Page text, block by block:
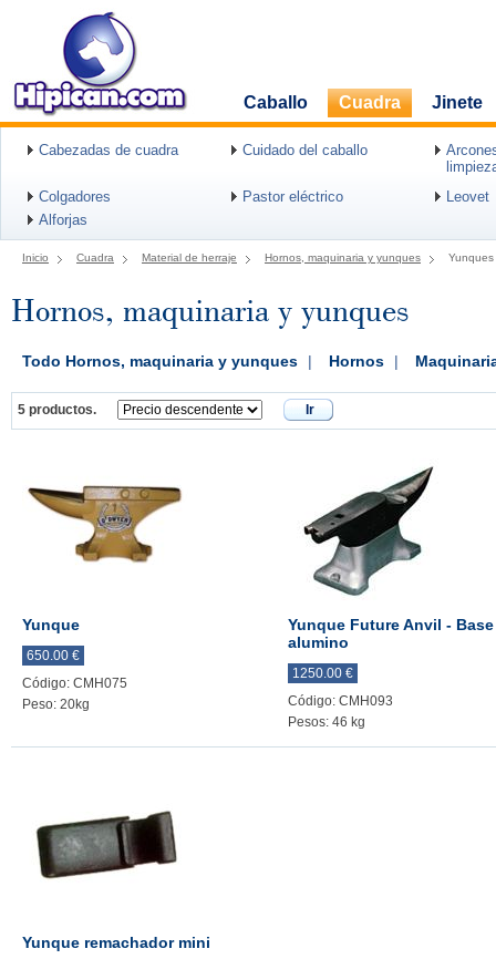
Caballo Cuadra Jinete
Cabezadas de cuadra Cuidado del caballo
Colgadores
Pastor eléctrico
Leovet
Alforjas
Inicio Cuadra Material de herraje Hornos, maquinaria y yunques Yunques
Hornos, maquinaria y yunques
Todo Hornos, maquinaria y yunques | Hornos |
5 productos. Ir
Yunque
650.00 €
Código: CMH075
Peso: 20kg
Yunque Future Anvil -
alumino
1250.00 €
Código: CMH093
Pesos: 46 kg
Yunque remachador mini